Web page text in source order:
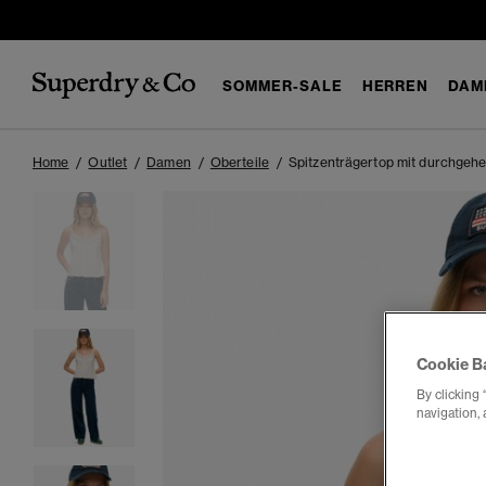
SOMMER-SALE HERREN
Home Outlet Damen Oberteile Spitzenträgertop mit
Cookie
By clicking
navigation,